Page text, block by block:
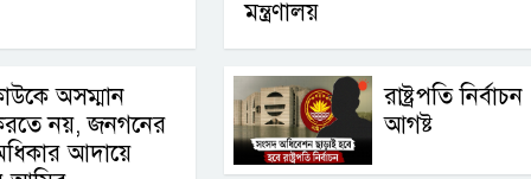
মন্ত্রণালয়
অসম্মান
নয়, জনগনের
আদায়ে
রাষ্ট্রপতি
আগষ্ট